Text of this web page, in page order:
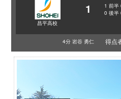
昌平高校
1 1 前半
0 後半
4分 岩谷 勇仁 得点